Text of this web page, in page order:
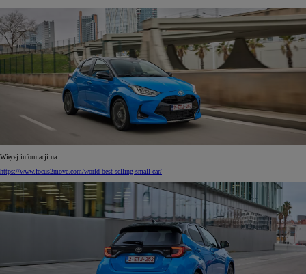
Więcej informacji na:
https://www.focus2move.com/world-best-selling-small-car/